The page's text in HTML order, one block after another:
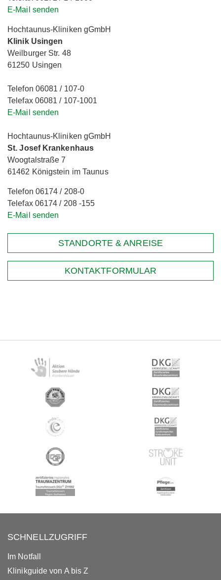
E-Mail senden
Hochtaunus-Kliniken gGmbH
Klinik Usingen
Weilburger Str. 48
61250 Usingen
Telefon 06081 / 107-0
Telefax 06081 / 107-1001
E-Mail senden
Hochtaunus-Kliniken gGmbH
St. Josef Krankenhaus
Woogtalstraße 7
61462 Königstein im Taunus
Telefon 06174 / 208-0
Telefax 06174 / 208 -155
E-Mail senden
STANDORTE & ANREISE
KONTAKTFORMULAR
SCHNELLZUGRIFF
Im Notfall
Klinikguide von A bis Z